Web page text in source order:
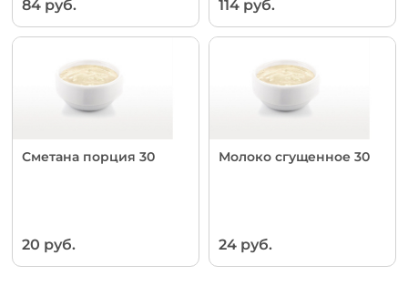
84 руб. 114 руб.
Сметана порция 30
20 руб.
Молоко сгущенное 30
24 руб.